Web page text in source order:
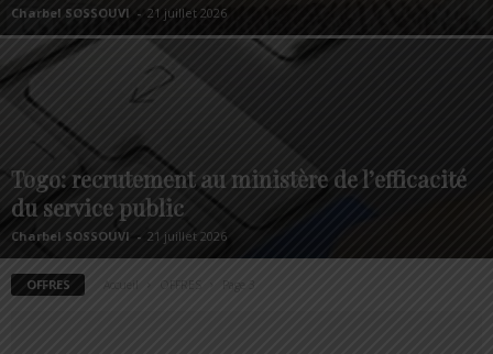
Charbel SOSSOUVI - 21 juillet 2026
Togo: recrutement au ministère de l’efficacité
du service public
Charbel SOSSOUVI - 21 juillet 2026
OFFRES Accueil Page 3